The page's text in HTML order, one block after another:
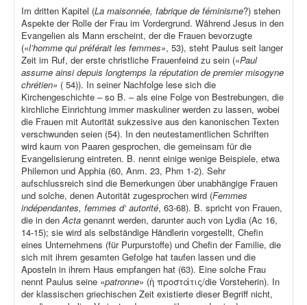
Im dritten Kapitel (La maisonnée, fabrique de féminisme?) stehen
Aspekte der Rolle der Frau im Vordergrund. Während Jesus in den
Evangelien als Mann erscheint, der die Frauen bevorzugte
(«l’homme qui préférait les femmes», 53), steht Paulus seit langer
Zeit im Ruf, der erste christliche Frauenfeind zu sein («Paul
assume ainsi depuis longtemps la réputation de premier misogyne
chrétien» ( 54)). In seiner Nachfolge lese sich die
Kirchengeschichte – so B. – als eine Folge von Bestrebungen, die
kirchliche Einrichtung immer maskuliner werden zu lassen, wobei
die Frauen mit Autorität sukzessive aus den kanonischen Texten
verschwunden seien (54). In den neutestamentlichen Schriften
wird kaum von Paaren gesprochen, die gemeinsam für die
Evangelisierung eintreten. B. nennt einige wenige Beispiele, etwa
Philemon und Apphia (60, Anm. 23, Phm 1-2). Sehr
aufschlussreich sind die Bemerkungen über unabhängige Frauen
und solche, denen Autorität zugesprochen wird (Femmes
indépendantes, femmes d‘ autorité, 63-68). B. spricht von Frauen,
die in denActa genannt werden, darunter auch von Lydia (Ac 16,
14-15); sie wird als selbständige Händlerin vorgestellt, Chefin
eines Unternehmens (für Purpurstoffe) und Chefin der Familie, die
sich mit ihrem gesamten Gefolge hat taufen lassen und die
Aposteln in ihrem Haus empfangen hat (63). Eine solche Frau
nennt Paulus seine «patronne» (ἡ προστάτις/die Vorsteherin). In
der klassischen griechischen Zeit existierte dieser Begriff nicht,